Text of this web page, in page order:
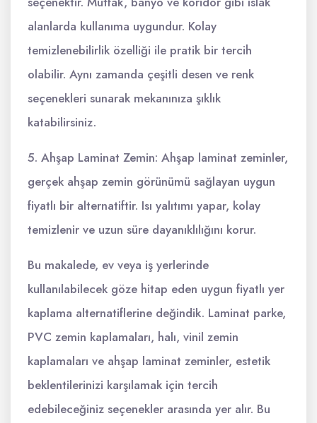
alanlarda kullanıma uygundur. Kolay
temizlenebilirlik özelliği ile pratik bir tercih
olabilir. Aynı zamanda çeşitli desen ve renk
seçenekleri sunarak mekanınıza şıklık
katabilirsiniz.
5. Ahşap Laminat Zemin: Ahşap laminat zeminler,
gerçek ahşap zemin görünümü sağlayan uygun
fiyatlı bir alternatiftir. Isı yalıtımı yapar, kolay
temizlenir ve uzun süre dayanıklılığını korur.
Bu makalede, ev veya iş yerlerinde
kullanılabilecek göze hitap eden uygun fiyatlı yer
kaplama alternatiflerine değindik. Laminat parke,
PVC zemin kaplamaları, halı, vinil zemin
kaplamaları ve ahşap laminat zeminler, estetik
beklentilerinizi karşılamak için tercih
edebileceğiniz seçenekler arasında yer alır. Bu